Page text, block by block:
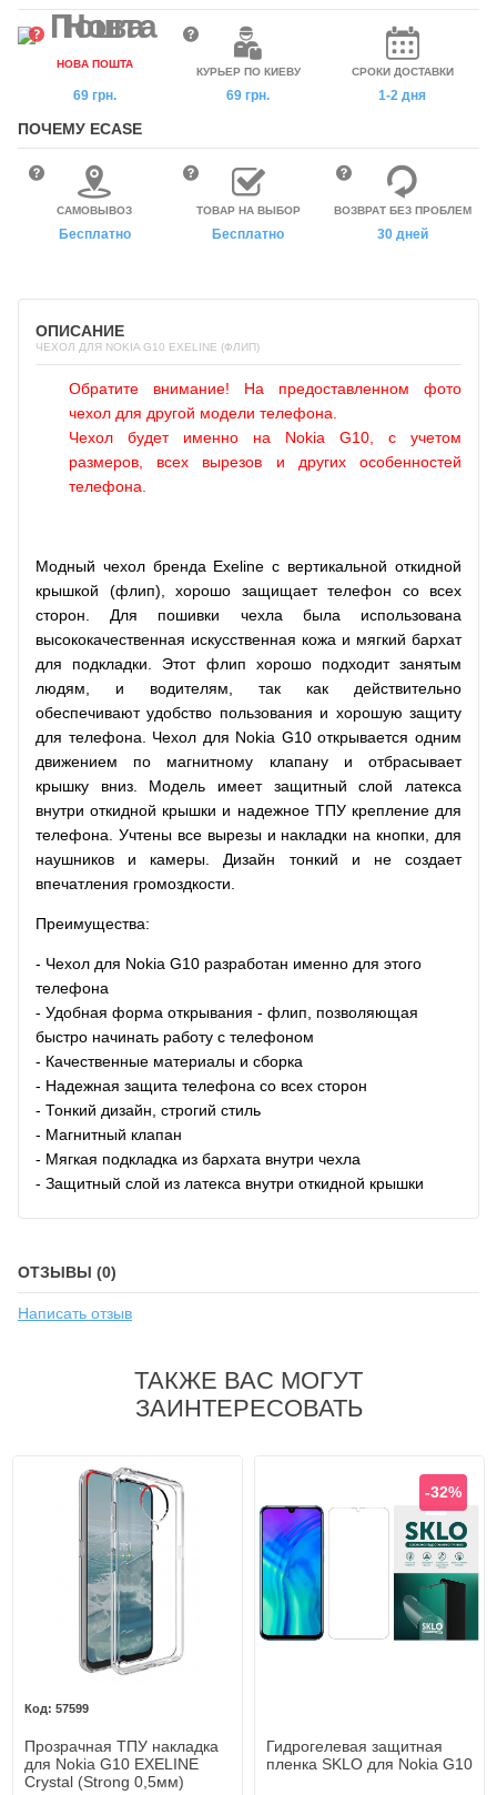
НОВА ПОШТА
69 грн.
КУРЬЕР ПО КИЕВУ
69 грн.
СРОКИ ДОСТАВКИ
1-2 дня
ПОЧЕМУ ECASE
САМОВЫВОЗ
Бесплатно
ТОВАР НА ВЫБОР
Бесплатно
ВОЗВРАТ БЕЗ ПРОБЛЕМ
30 дней
ОПИСАНИЕ
ЧЕХОЛ ДЛЯ NOKIA G10 EXELINE (ФЛИП)
Обратите внимание! На предоставленном фото
чехол для другой модели телефона.
Чехол будет именно на Nokia G10, с учетом
размеров, всех вырезов и других особенностей
телефона.
Модный чехол бренда Exeline с вертикальной откидной
крышкой (флип), хорошо защищает телефон со всех
сторон. Для пошивки чехла была использована
высококачественная искусственная кожа и мягкий бархат
для подкладки. Этот флип хорошо подходит занятым
людям, и водителям, так как действительно
обеспечивают удобство пользования и хорошую защиту
для телефона. Чехол для Nokia G10 открывается одним
движением по магнитному клапану и отбрасывает
крышку вниз. Модель имеет защитный слой латекса
внутри откидной крышки и надежное ТПУ крепление для
телефона. Учтены все вырезы и накладки на кнопки, для
наушников и камеры. Дизайн тонкий и не создает
впечатления громоздкости.
Преимущества:
- Чехол для Nokia G10 разработан именно для этого
телефона
- Удобная форма открывания - флип, позволяющая
быстро начинать работу с телефоном
- Качественные материалы и сборка
- Надежная защита телефона со всех сторон
- Тонкий дизайн, строгий стиль
- Магнитный клапан
- Мягкая подкладка из бархата внутри чехла
- Защитный слой из латекса внутри откидной крышки
ОТЗЫВЫ (0)
Написать отзыв
ТАКЖЕ ВАС МОГУТ
ЗАИНТЕРЕСОВАТЬ
57599
Прозрачная ТПУ накладка
для Nokia G10 EXELINE
Crystal (Strong 0,5мм)
-32%
Гидрогелевая защитная
пленка SKLO для Nokia G10